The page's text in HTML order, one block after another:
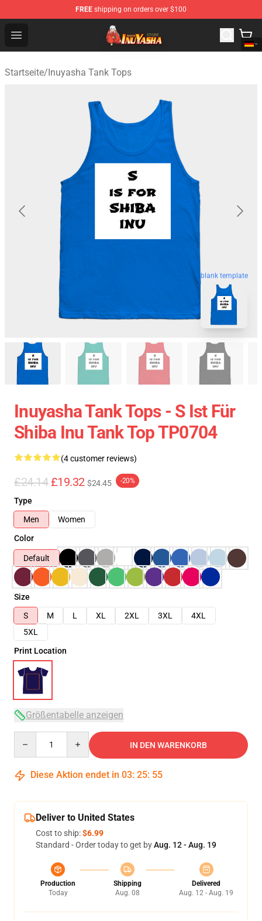
FREE shipping on orders over $100
Open menu
Inuyasha Store - Official Inuyasha Merchandise Shop
Startseite/Inuyasha Tank Tops
blank template
Inuyasha Tank Tops - S Ist Für
Shiba Inu Tank Top TP0704
(4 customer reviews)
£24.14 £19.32 $24.45 -20%
Type
Men
Women
Color
Default
Size
S
M L XL 2XL 3XL
4XL
5XL
Print Location
Größentabelle anzeigen
IN DEN WARENKORB
Diese Aktion endet in 03: 25: 54
Deliver to United States
Cost to ship:$6.99
Standard - Order today to get byAug. 12 - Aug. 19
Production
Today
Shipping
Aug. 08
Delivered
Aug. 12 - Aug. 19